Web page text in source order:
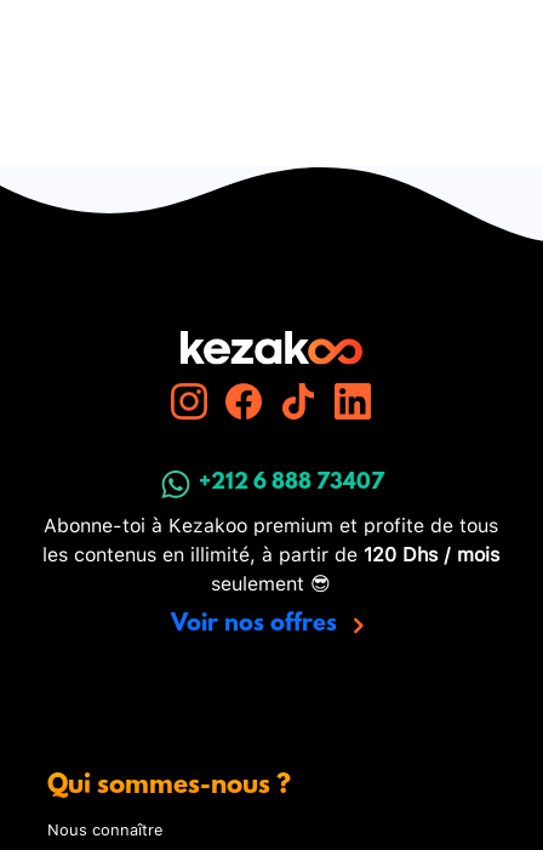
+212 6 888 73407
Abonne-toi à Kezakoo premium et profite de tous
les contenus en illimité, à partir de 120 Dhs / mois
seulement 😎
Voir nos offres
Qui sommes-nous ?
Nous connaître